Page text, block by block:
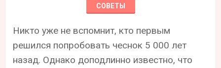
СОВЕТЫ
Никто уже не вспомнит, кто первым
решился попробовать чеснок 5 000 лет
назад. Однако доподлинно известно, что